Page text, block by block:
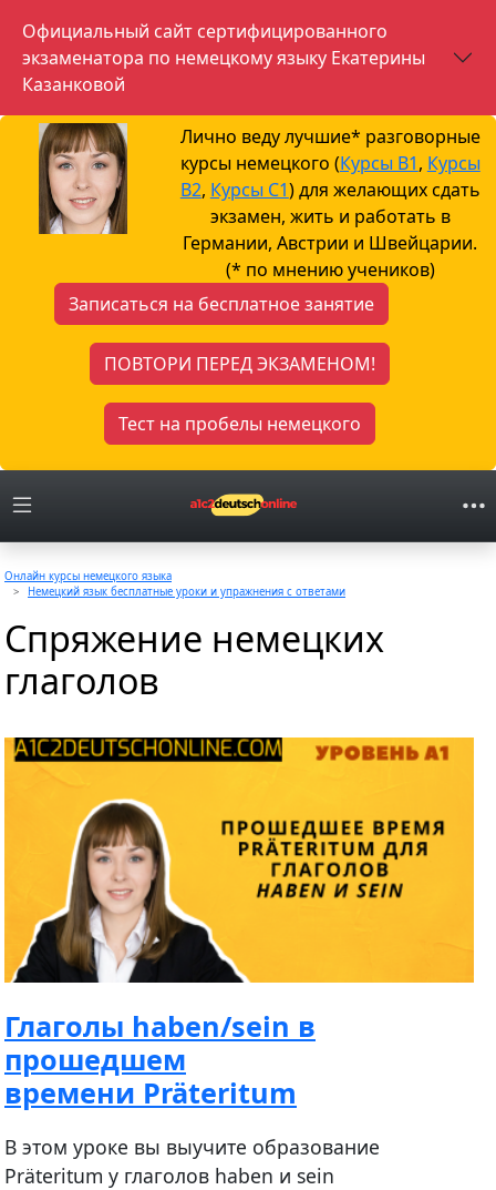
Официальный сайт сертифицированного
экзаменатора по немецкому языку Екатерины
Казанковой
Лично веду лучшие* разговорные
курсы немецкого (Курсы B1, Курсы
B2, Курсы С1) для желающих сдать
экзамен, жить и работать в
Германии, Австрии и Швейцарии.
(* по мнению учеников)
Записаться на бесплатное занятие
ПОВТОРИ ПЕРЕД ЭКЗАМЕНОМ!
Тест на пробелы немецкого
Онлайн курсы немецкого языка
Немецкий язык бесплатные уроки и упражнения с ответами
Спряжение немецких
глаголов
Глаголы haben/sein в
прошедшем
времени Präteritum
В этом уроке вы выучите образование
Präteritum у глаголов haben и sein